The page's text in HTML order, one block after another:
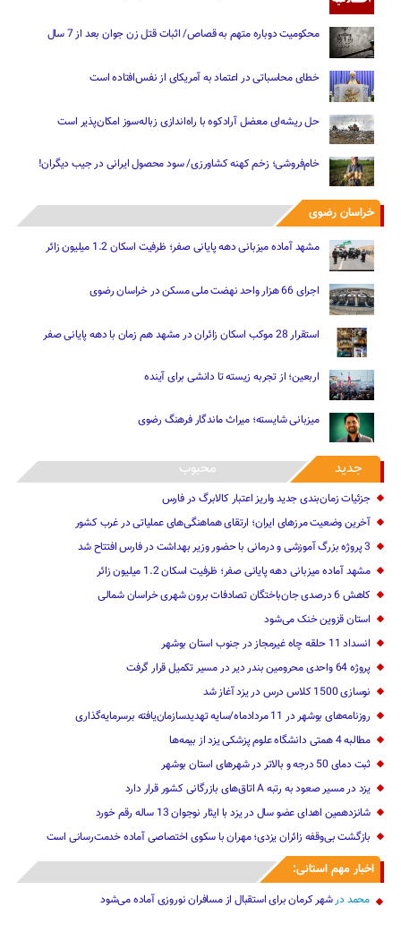
محکومیت دوباره متهم به قصاص/ اثبات قتل زن جوان بعد از 7 سال
خطای محاسباتی در اعتماد به آمریکای از نفس‌افتاده است
حل ریشه‌ای معضل آرادکوه با راه‌اندازی زباله‌سوز امکان‌پذیر است
خام‌فروشی؛ زخم کهنه کشاورزی/ سود محصول ایرانی در جیب دیگران!
خراسان رضوی
مشهد آماده میزبانی دهه پایانی صفر؛ ظرفیت اسکان 1.2 میلیون زائر
اجرای 66 هزار واحد نهضت ملی مسکن در خراسان رضوی
استقرار 28 موکب اسکان زائران در مشهد هم زمان با دهه پایانی صفر
اربعین؛ از تجربه زیسته تا دانشی برای آینده
میزبانی شایسته؛ میراث ماندگار فرهنگ رضوی
جدید محبوب
جزئیات زمان‌بندی جدید واریز اعتبار کالابرگ در فارس
آخرین وضعیت مرزهای ایران؛ ارتقای هماهنگی‌های عملیاتی در غرب کشور
3 پروژه بزرگ آموزشی و درمانی با حضور وزیر بهداشت در فارس افتتاح شد
مشهد آماده میزبانی دهه پایانی صفر؛ ظرفیت اسکان 1.2 میلیون زائر
کاهش 6 درصدی جان‌باختگان تصادفات برون شهری خراسان شمالی
استان قزوین خنک‌ می‌شود
انسداد 11 حلقه چاه غیرمجاز در جنوب استان بوشهر
پروژه 64 واحدی محرومین بندر دیر در مسیر تکمیل قرار گرفت
نوسازی 1500 کلاس درس در یزد آغاز شد
روزنامه‌های بوشهر در 11 مردادماه/سایه تهدیدسازمان‌یافته برسرمایه‌گذاری
مطالبه 4 همتی دانشگاه علوم پزشکی یزد از بیمه‌ها
ثبت دمای 50 درجه و بالاتر در شهرهای استان بوشهر
یزد در مسیر صعود به رتبه A اتاق‌های بازرگانی کشور قرار دارد
شانزدهمین اهدای عضو سال در یزد با ایثار نوجوان 13 ساله رقم خورد
بازگشت بی‌وقفه زائران یزدی؛ مهران با سکوی اختصاصی آماده خدمت‌رسانی است
اخبار مهم استانی:
محمد درشهر کرمان برای استقبال از مسافران نوروزی آماده می‌شود